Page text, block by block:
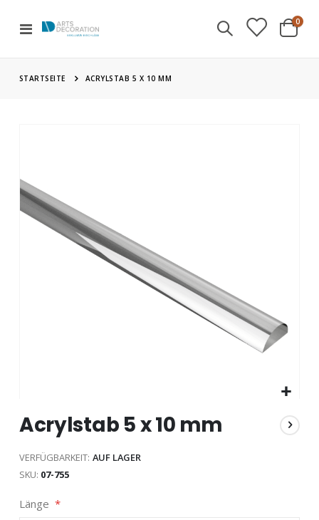
Navigation
Cart
0
STARTSEITE ACRYLSTAB 5 X 10 MM
springen
Anfang
der
Bildgalerie
springen
Acrylstab 5 x 10 mm
VERFÜGBARKEIT: AUF LAGER
SKU 07-755
Länge